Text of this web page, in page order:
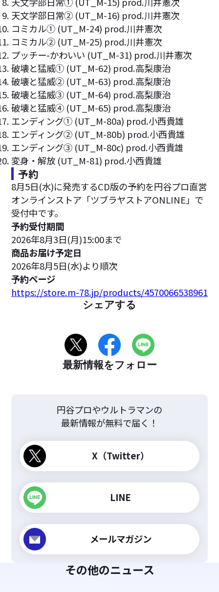
天文学部日常② (UT_M-16) prod.川井憲次
コミカル① (UT_M-24) prod.川井憲次
コミカル② (UT_M-25) prod.川井憲次
プッチー-かわいい (UT_M-31) prod.川井憲次
破壊と猛威① (UT_M-62) prod.高梨康治
破壊と猛威② (UT_M-63) prod.高梨康治
破壊と猛威③ (UT_M-64) prod.高梨康治
破壊と猛威④ (UT_M-65) prod.高梨康治
エンディング① (UT_M-80a) prod.小西貴雄
エンディング② (UT_M-80b) prod.小西貴雄
エンディング③ (UT_M-80c) prod.小西貴雄
変身・解放 (UT_M-81) prod.小西貴雄
予約
8月5日(水)に発売するCD版の予約を円谷プロ直営
オンラインストア「ツブラヤストアONLINE」で
受付中です。
予約受付期間
2026年8月3日(月)15:00まで
商品お届け予定日
2026年8月5日(水)より順次
予約ページ
https://store.m-78.jp/products/4570066538961
シェアする
最新情報をフォロー
円谷プロやウルトラマンの
最新情報が無料で届く！
X（Twitter）
LINE
メールマガジン
その他のニュース